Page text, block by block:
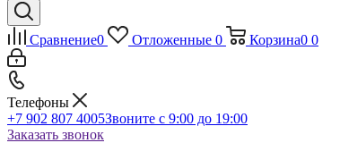
Сравнение0 Отложенные 0 Корзина0 0
Телефоны
+7 902 807 4005Звоните с 9:00 до 19:00
Заказать звонок